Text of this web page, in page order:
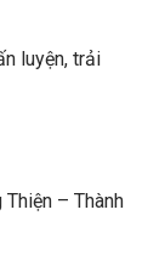
luyện, trải
– Thành